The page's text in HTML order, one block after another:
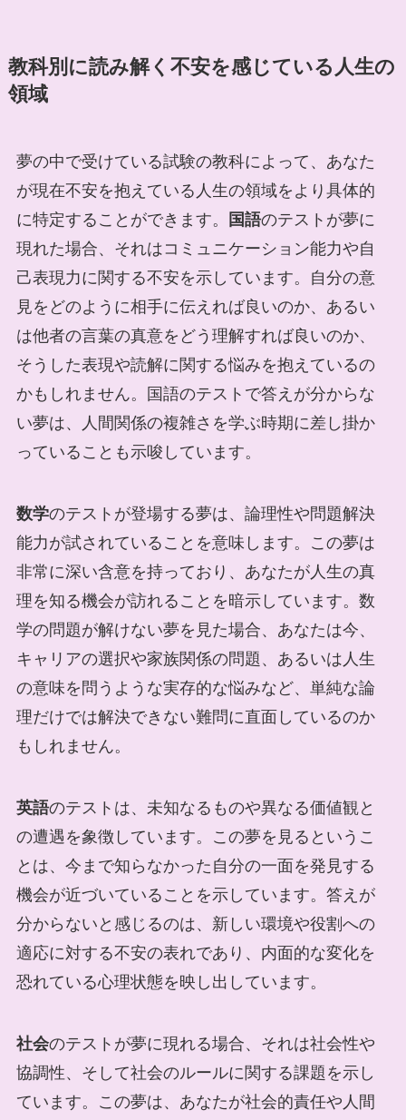
教科別に読み解く不安を感じている人生の
領域
夢の中で受けている試験の教科によって、あなた
が現在不安を抱えている人生の領域をより具体的
に特定することができます。
国語のテストが夢に
現れた場合、それはコミュニケーション能力や自
己表現力に関する不安を示しています。自分の意
見をどのように相手に伝えれば良いのか、あるい
は他者の言葉の真意をどう理解すれば良いのか、
そうした表現や読解に関する悩みを抱えているの
かもしれません。国語のテストで答えが分からな
い夢は、人間関係の複雑さを学ぶ時期に差し掛か
っていることも示唆しています。
数学のテストが登場する夢は、論理性や問題解決
能力が試されていることを意味します。この夢は
非常に深い含意を持っており、あなたが人生の真
理を知る機会が訪れることを暗示しています。数
学の問題が解けない夢を見た場合、あなたは今、
キャリアの選択や家族関係の問題、あるいは人生
の意味を問うような実存的な悩みなど、単純な論
理だけでは解決できない難問に直面しているのか
もしれません。
英語のテストは、未知なるものや異なる価値観と
の遭遇を象徴しています。この夢を見るというこ
とは、今まで知らなかった自分の一面を発見する
機会が近づいていることを示しています。答えが
分からないと感じるのは、新しい環境や役割への
適応に対する不安の表れであり、内面的な変化を
恐れている心理状態を映し出しています。
社会のテストが夢に現れる場合、それは社会性や
協調性、そして社会のルールに関する課題を示し
ています。この夢は、あなたが社会的責任や人間